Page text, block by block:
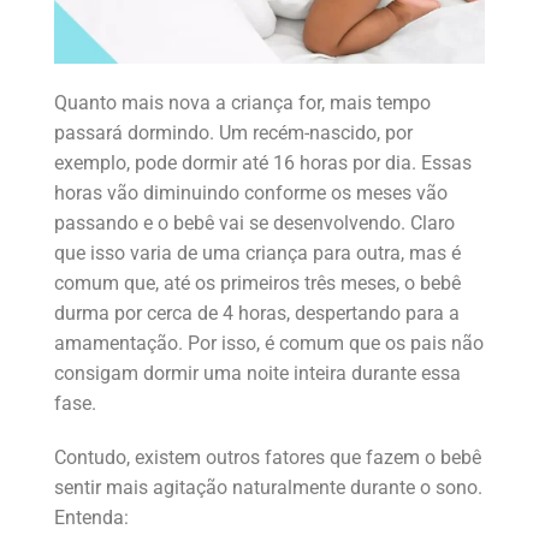
Quanto mais nova a criança for, mais tempo
passará dormindo. Um recém-nascido, por
exemplo, pode dormir até 16 horas por dia. Essas
horas vão diminuindo conforme os meses vão
passando e o bebê vai se desenvolvendo. Claro
que isso varia de uma criança para outra, mas é
comum que, até os primeiros três meses, o bebê
durma por cerca de 4 horas, despertando para a
amamentação. Por isso, é comum que os pais não
consigam dormir uma noite inteira durante essa
fase.
Contudo, existem outros fatores que fazem o bebê
sentir mais agitação naturalmente durante o sono.
Entenda: